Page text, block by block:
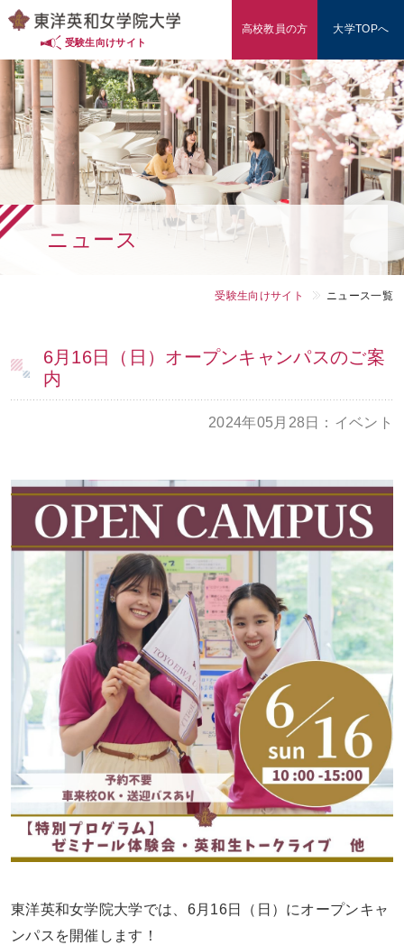
入試情報（東洋英和の多様な入試）
入試対策・データ
学費・奨学金
学部・学科
東洋英和を知る
お問い合わせ 大学TOPへ
受験生向けサイト
高校教員の方 大学TOPへ
ニュース
受験生向けサイト ニュース一覧
6月16日（日）オープンキャンパスのご案
内
2024年05月28日：イベント
東洋英和女学院大学では、6月 16日（日）にオープンキャ
ンパスを開催します！